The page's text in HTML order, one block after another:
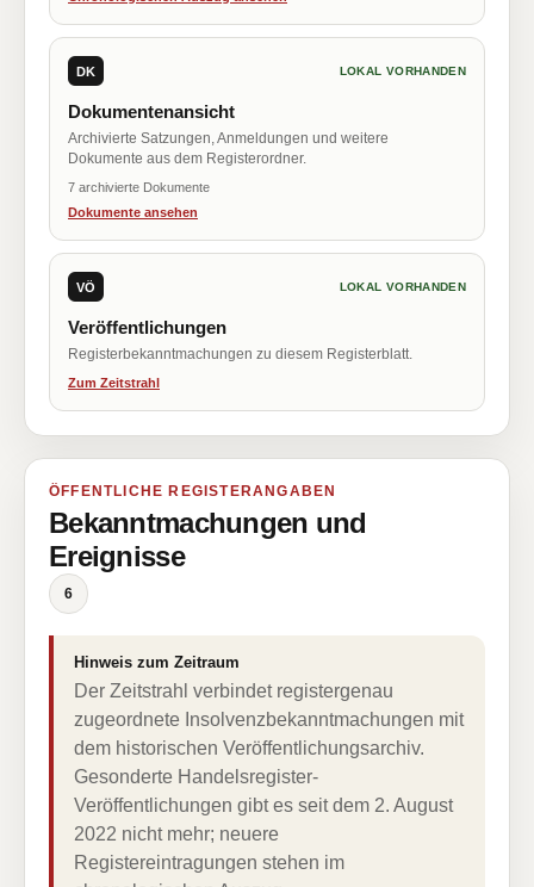
DK LOKAL VORHANDEN
Dokumentenansicht
Archivierte Satzungen, Anmeldungen und weitere
Dokumente aus dem Registerordner.
7 archivierte Dokumente
Dokumente ansehen
VÖ LOKAL VORHANDEN
Veröffentlichungen
Registerbekanntmachungen zu diesem Registerblatt.
Zum Zeitstrahl
ÖFFENTLICHE REGISTERANGABEN
Bekanntmachungen und
Ereignisse
6
Hinweis zum Zeitraum
Der Zeitstrahl verbindet registergenau
zugeordnete Insolvenzbekanntmachungen mit
dem historischen Veröffentlichungsarchiv.
Gesonderte Handelsregister-
Veröffentlichungen gibt es seit dem 2. August
2022 nicht mehr; neuere
Registereintragungen stehen im